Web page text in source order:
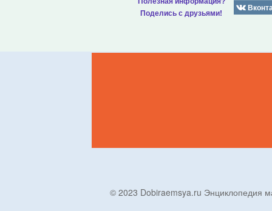
Поделись с друзьями!
© 2023 Dobiraemsya.ru